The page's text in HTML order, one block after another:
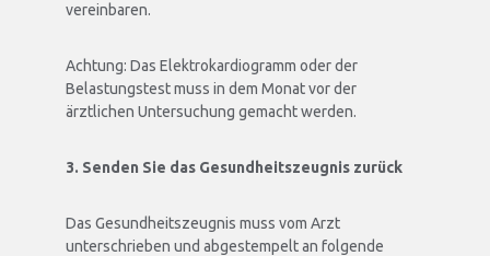
vereinbaren.
Achtung: Das Elektrokardiogramm oder der
Belastungstest muss in dem Monat vor der
ärztlichen Untersuchung gemacht werden.
3. Senden Sie das Gesundheitszeugnis zurück
Das Gesundheitszeugnis muss vom Arzt
unterschrieben und abgestempelt an folgende